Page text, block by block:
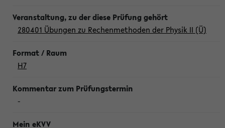
280401 Übungen zu Rechenmethoden der Physik II (Ü)
H7
-